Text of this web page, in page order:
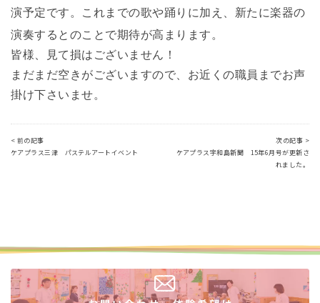
演予定です。
これまでの歌や踊りに加え、新たに楽器の
演奏するとのことで期待が高まります。
皆様、見て損はございません！
まだまだ空きがございますので、お近くの職員までお声
掛け下さいませ。
< 前の記事
ケアプラス三津 パステルアートイベント
次の記事 >
ケアプラス宇和島新聞 15年6月号が更新さ
れました。